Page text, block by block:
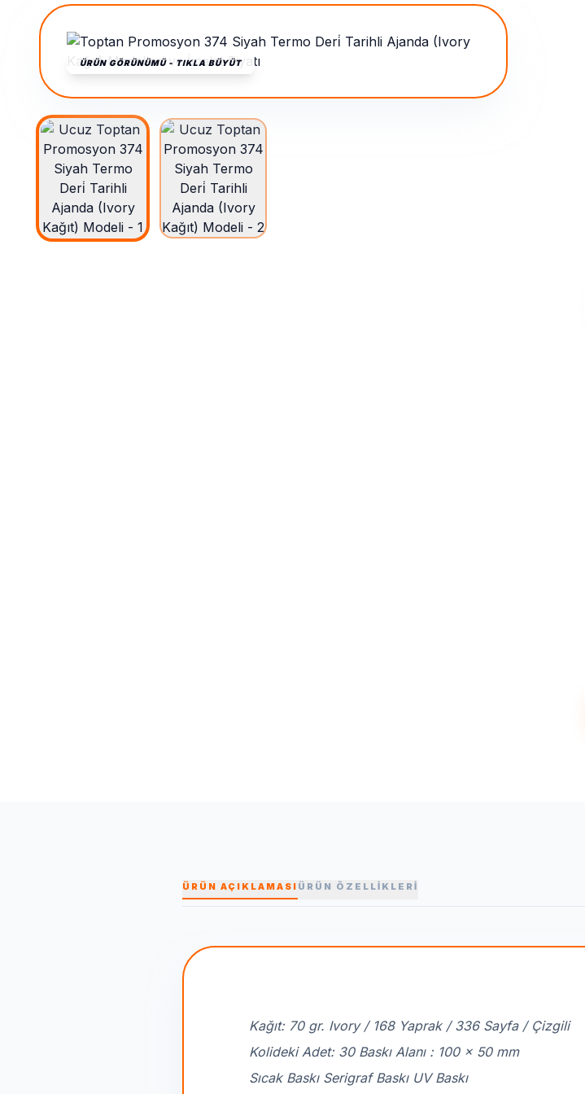
ÜRÜN GÖRÜNÜMÜ - TIKLA BÜYÜT
ÜRÜN AÇIKLAMASI ÜRÜN ÖZELLİKLERİ
Kağıt: 70 gr. Ivory / 168 Yaprak / 336 Sayfa / Çizgili
Kolideki Adet: 30 Baskı Alanı : 100 x 50 mm
Sıcak Baskı Serigraf Baskı UV Baskı